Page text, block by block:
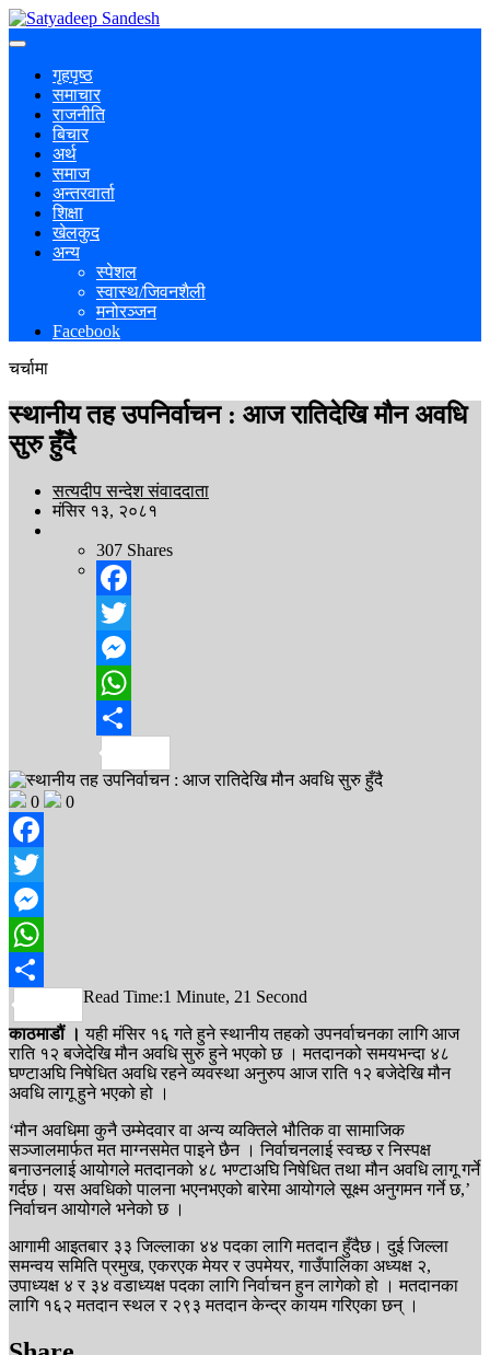
गृहपृष्ठ
समाचार
राजनीति
बिचार
अर्थ
समाज
अन्तरवार्ता
शिक्षा
खेलकुद
अन्य
स्पेशल
स्वास्थ/जिवनशैली
मनोरञ्जन
Facebook
चर्चामा
स्थानीय तह उपनिर्वाचन : आज रातिदेखि मौन अवधि
सुरु हुँदै
सत्यदीप सन्देश संवाददाता
मंसिर १३, २०८१
307 Shares
Facebook
Twitter
Messenger
WhatsApp
0 0
Facebook
Twitter
Messenger
WhatsApp
Share
Read Time:1 Minute, 21 Second
काठमाडौं । यही मंसिर १६ गते हुने स्थानीय तहको उपनर्वाचनका लागि आज
राति १२ बजेदेखि मौन अवधि सुरु हुने भएको छ । मतदानको समयभन्दा ४८
घण्टाअघि निषेधित अवधि रहने व्यवस्था अनुरुप आज राति १२ बजेदेखि मौन
अवधि लागू हुने भएको हो ।
‘मौन अवधिमा कुनै उम्मेदवार वा अन्य व्यक्तिले भौतिक वा सामाजिक
सञ्जालमार्फत मत माग्नसमेत पाइने छैन । निर्वाचनलाई स्वच्छ र निस्पक्ष
बनाउनलाई आयोगले मतदानको ४८ भण्टाअघि निषेधित तथा मौन अवधि लागू गर्ने
गर्दछ। यस अवधिको पालना भएनभएको बारेमा आयोगले सूक्ष्म अनुगमन गर्ने छ,’
निर्वाचन आयोगले भनेको छ ।
आगामी आइतबार ३३ जिल्लाका ४४ पदका लागि मतदान हुँदैछ। दुई जिल्ला
समन्वय समिति प्रमुख, एकरएक मेयर र उपमेयर, गाउँपालिका अध्यक्ष २,
उपाध्यक्ष ४ र ३४ वडाध्यक्ष पदका लागि निर्वाचन हुन लागेको हो । मतदानका
लागि १६२ मतदान स्थल र २९३ मतदान केन्द्र कायम गरिएका छन् ।